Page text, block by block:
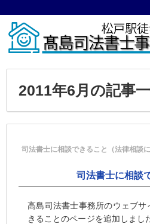
2011年6月の記事
司法書士に相談できること（法律相談
司法書士に相談
高島司法書士事務所のウェブ
きることのページを追加しまし